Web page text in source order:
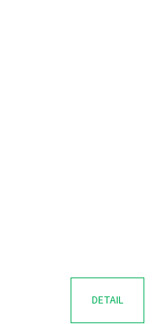
DETAIL